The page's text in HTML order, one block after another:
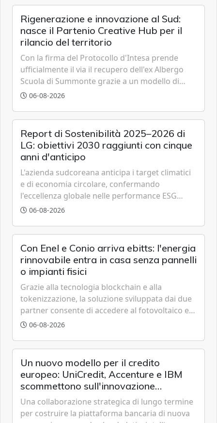
Rigenerazione e innovazione al Sud:
nasce il Partenio Creative Hub per il
rilancio del territorio
Con la firma del Protocollo d'Intesa prende
ufficialmente il via il recupero dell'ex Albergo
Scuola di Summonte grazie a un modello di
partenariato pubblico-privato e a una rete di
06-08-2026
Report di Sostenibilità 2025–2026 di
LG: obiettivi 2030 raggiunti con cinque
anni d'anticipo
L'azienda sudcoreana anticipa i target climatici
e di economia circolare, confermando
l'eccellenza globale nelle performance ESG
grazie a innovazione, accessibilità e governance
06-08-2026
Con Enel e Conio arriva ebitts: l'energia
rinnovabile entra in casa senza pannelli
o impianti fisici
Grazie alla tecnologia blockchain e alla
tokenizzazione, la soluzione sviluppata dai due
partner consente di accedere al fotovoltaico e
all'eolico ottenendo risparmi diretti in bolletta,
06-08-2026
Un nuovo modello per il credito
europeo: UniCredit, Accenture e IBM
scommettono sull'innovazione
tecnologica
Una collaborazione strategica di lungo termine
per costruire la piattaforma bancaria di nuova